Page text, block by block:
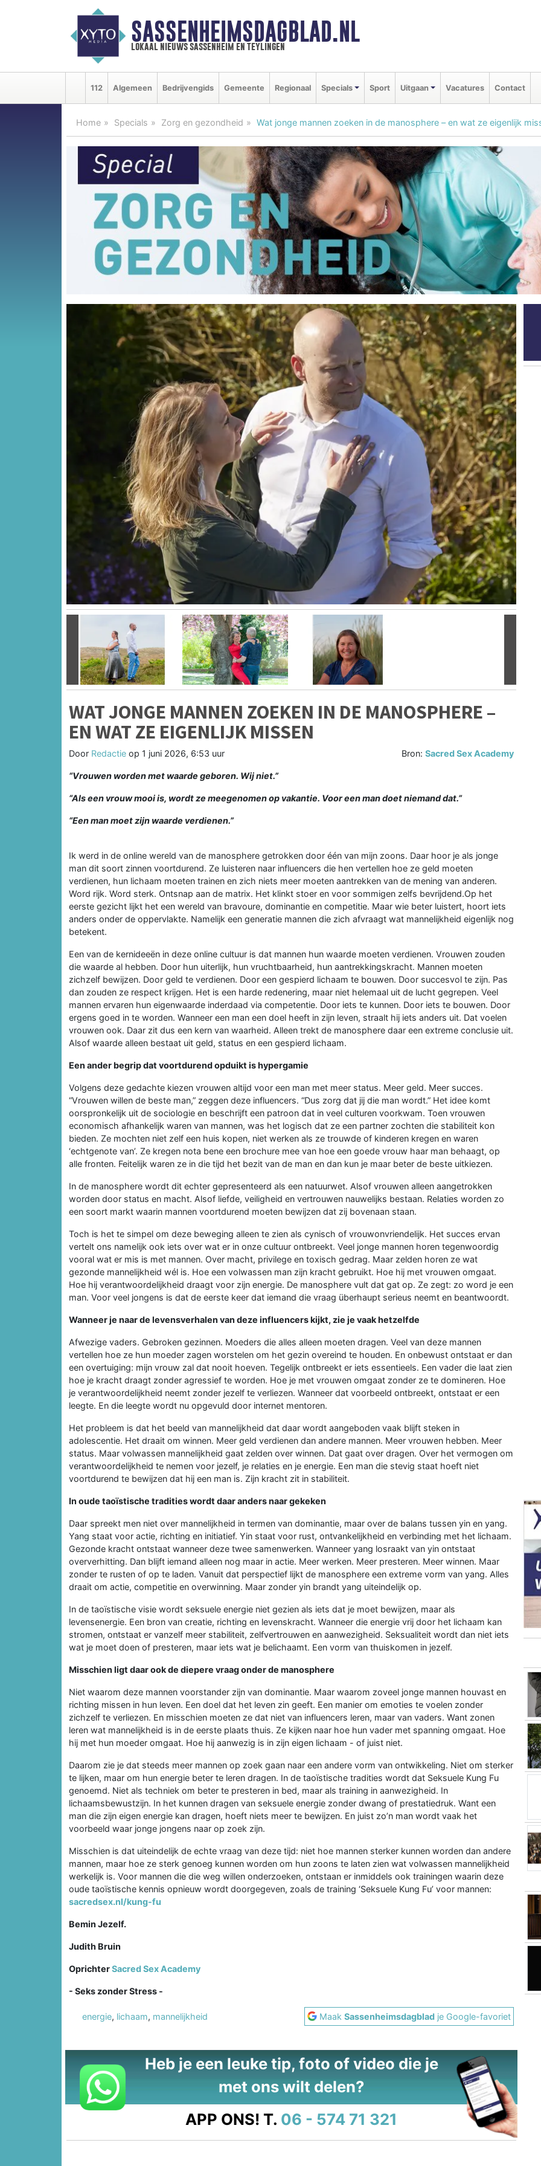
SASSENHEIMSDAGBLAD.NL
lokaal nieuws sassenheim en teylingen
112 Algemeen Bedrijvengids Gemeente Regionaal Specials Sport Uitgaan Vacatures Contact
Home Specials Zorg en gezondheid Wat jonge mannen zoeken in de manosphere – en wat ze eigenlijk
Vorige
WAT JONGE MANNEN ZOEKEN IN DE MANOSPHERE –
EN WAT ZE EIGENLIJK MISSEN
Door Redactie op 1 juni 2026, 6:53 uur Bron:Sacred Sex Academy
“Vrouwen worden met waarde geboren. Wij niet.”
“Als een vrouw mooi is, wordt ze meegenomen op vakantie. Voor een man doet niemand dat.”
“Een man moet zijn waarde verdienen.”
Ik werd in de online wereld van de manosphere getrokken door één van mijn zoons. Daar hoor je als jonge
man dit soort zinnen voortdurend. Ze luisteren naar influencers die hen vertellen hoe ze geld moeten
verdienen, hun lichaam moeten trainen en zich niets meer moeten aantrekken van de mening van anderen.
Word rijk. Word sterk. Ontsnap aan de matrix. Het klinkt stoer en voor sommigen zelfs bevrijdend.Op het
eerste gezicht lijkt het een wereld van bravoure, dominantie en competitie. Maar wie beter luistert, hoort iets
anders onder de oppervlakte. Namelijk een generatie mannen die zich afvraagt wat mannelijkheid eigenlijk nog
betekent.
Een van de kernideeën in deze online cultuur is dat mannen hun waarde moeten verdienen. Vrouwen zouden
die waarde al hebben. Door hun uiterlijk, hun vruchtbaarheid, hun aantrekkingskracht. Mannen moeten
zichzelf bewijzen. Door geld te verdienen. Door een gespierd lichaam te bouwen. Door succesvol te zijn. Pas
dan zouden ze respect krijgen. Het is een harde redenering, maar niet helemaal uit de lucht gegrepen. Veel
mannen ervaren hun eigenwaarde inderdaad via competentie. Door iets te kunnen. Door iets te bouwen. Door
ergens goed in te worden. Wanneer een man een doel heeft in zijn leven, straalt hij iets anders uit. Dat voelen
vrouwen ook. Daar zit dus een kern van waarheid. Alleen trekt de manosphere daar een extreme conclusie uit.
Alsof waarde alleen bestaat uit geld, status en een gespierd lichaam.
Een ander begrip dat voortdurend opduikt is hypergamie
Volgens deze gedachte kiezen vrouwen altijd voor een man met meer status. Meer geld. Meer succes.
“Vrouwen willen de beste man,” zeggen deze influencers. “Dus zorg dat jij die man wordt.” Het idee komt
oorspronkelijk uit de sociologie en beschrijft een patroon dat in veel culturen voorkwam. Toen vrouwen
economisch afhankelijk waren van mannen, was het logisch dat ze een partner zochten die stabiliteit kon
bieden. Ze mochten niet zelf een huis kopen, niet werken als ze trouwde of kinderen kregen en waren
‘echtgenote van’. Ze kregen nota bene een brochure mee van hoe een goede vrouw haar man behaagt, op
alle fronten. Feitelijk waren ze in die tijd het bezit van de man en dan kun je maar beter de beste uitkiezen.
In de manosphere wordt dit echter gepresenteerd als een natuurwet. Alsof vrouwen alleen aangetrokken
worden door status en macht. Alsof liefde, veiligheid en vertrouwen nauwelijks bestaan. Relaties worden zo
een soort markt waarin mannen voortdurend moeten bewijzen dat zij bovenaan staan.
Toch is het te simpel om deze beweging alleen te zien als cynisch of vrouwonvriendelijk. Het succes ervan
vertelt ons namelijk ook iets over wat er in onze cultuur ontbreekt. Veel jonge mannen horen tegenwoordig
vooral wat er mis is met mannen. Over macht, privilege en toxisch gedrag. Maar zelden horen ze wat
gezonde mannelijkheid wél is. Hoe een volwassen man zijn kracht gebruikt. Hoe hij met vrouwen omgaat.
Hoe hij verantwoordelijkheid draagt voor zijn energie. De manosphere vult dat gat op. Ze zegt: zo word je een
man. Voor veel jongens is dat de eerste keer dat iemand die vraag überhaupt serieus neemt en beantwoordt.
Wanneer je naar de levensverhalen van deze influencers kijkt, zie je vaak hetzelfde
Afwezige vaders. Gebroken gezinnen. Moeders die alles alleen moeten dragen. Veel van deze mannen
vertellen hoe ze hun moeder zagen worstelen om het gezin overeind te houden. En onbewust ontstaat er dan
een overtuiging: mijn vrouw zal dat nooit hoeven. Tegelijk ontbreekt er iets essentieels. Een vader die laat zien
hoe je kracht draagt zonder agressief te worden. Hoe je met vrouwen omgaat zonder ze te domineren. Hoe
je verantwoordelijkheid neemt zonder jezelf te verliezen. Wanneer dat voorbeeld ontbreekt, ontstaat er een
leegte. En die leegte wordt nu opgevuld door internet mentoren.
Het probleem is dat het beeld van mannelijkheid dat daar wordt aangeboden vaak blijft steken in
adolescentie. Het draait om winnen. Meer geld verdienen dan andere mannen. Meer vrouwen hebben. Meer
status. Maar volwassen mannelijkheid gaat zelden over winnen. Dat gaat over dragen. Over het vermogen om
verantwoordelijkheid te nemen voor jezelf, je relaties en je energie. Een man die stevig staat hoeft niet
voortdurend te bewijzen dat hij een man is. Zijn kracht zit in stabiliteit.
In oude taoïstische tradities wordt daar anders naar gekeken
Daar spreekt men niet over mannelijkheid in termen van dominantie, maar over de balans tussen yin en yang.
Yang staat voor actie, richting en initiatief. Yin staat voor rust, ontvankelijkheid en verbinding met het lichaam.
Gezonde kracht ontstaat wanneer deze twee samenwerken. Wanneer yang losraakt van yin ontstaat
oververhitting. Dan blijft iemand alleen nog maar in actie. Meer werken. Meer presteren. Meer winnen. Maar
zonder te rusten of op te laden. Vanuit dat perspectief lijkt de manosphere een extreme vorm van yang. Alles
draait om actie, competitie en overwinning. Maar zonder yin brandt yang uiteindelijk op.
In de taoïstische visie wordt seksuele energie niet gezien als iets dat je moet bewijzen, maar als
levensenergie. Een bron van creatie, richting en levenskracht. Wanneer die energie vrij door het lichaam kan
stromen, ontstaat er vanzelf meer stabiliteit, zelfvertrouwen en aanwezigheid. Seksualiteit wordt dan niet iets
wat je moet doen of presteren, maar iets wat je belichaamt. Een vorm van thuiskomen in jezelf.
Misschien ligt daar ook de diepere vraag onder de manosphere
Niet waarom deze mannen voorstander zijn van dominantie. Maar waarom zoveel jonge mannen houvast en
richting missen in hun leven. Een doel dat het leven zin geeft. Een manier om emoties te voelen zonder
zichzelf te verliezen. En misschien moeten ze dat niet van influencers leren, maar van vaders. Want zonen
leren wat mannelijkheid is in de eerste plaats thuis. Ze kijken naar hoe hun vader met spanning omgaat. Hoe
hij met hun moeder omgaat. Hoe hij aanwezig is in zijn eigen lichaam - of juist niet.
Daarom zie je dat steeds meer mannen op zoek gaan naar een andere vorm van ontwikkeling. Niet om sterker
te lijken, maar om hun energie beter te leren dragen. In de taoïstische tradities wordt dat Seksuele Kung Fu
genoemd. Niet als techniek om beter te presteren in bed, maar als training in aanwezigheid. In
lichaamsbewustzijn. In het kunnen dragen van seksuele energie zonder dwang of prestatiedruk. Want een
man die zijn eigen energie kan dragen, hoeft niets meer te bewijzen. En juist zo’n man wordt vaak het
voorbeeld waar jonge jongens naar op zoek zijn.
Misschien is dat uiteindelijk de echte vraag van deze tijd: niet hoe mannen sterker kunnen worden dan andere
mannen, maar hoe ze sterk genoeg kunnen worden om hun zoons te laten zien wat volwassen mannelijkheid
werkelijk is. Voor mannen die die weg willen onderzoeken, ontstaan er inmiddels ook trainingen waarin deze
oude taoïstische kennis opnieuw wordt doorgegeven, zoals de training ‘Seksuele Kung Fu’ voor mannen:
sacredsex.nl/kung-fu
Bemin Jezelf.
Judith Bruin
OprichterSacred Sex Academy
- Seks zonder Stress -
energie, lichaam, mannelijkheid MaakSassenheimsdagblad je Google-favoriet
Heb je een leuke tip, foto of video die je
met ons wilt delen?
APP ONS! T. 06 - 574 71 321